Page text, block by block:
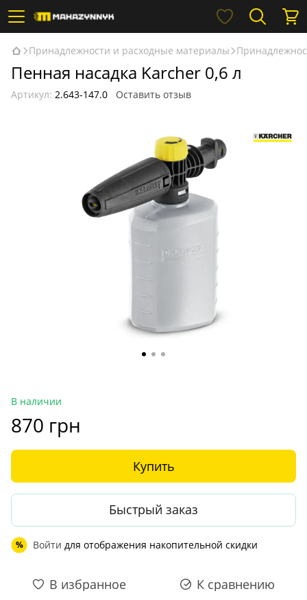
Принадлежности и расходные материалы
Пенная насадка Karcher 0,6 л
Артикул: 2.643-147.0 Оставить отзыв
В наличии
870 грн
Купить
Быстрый заказ
% Войти для отображения накопительной скидки
В избранное К сравнению